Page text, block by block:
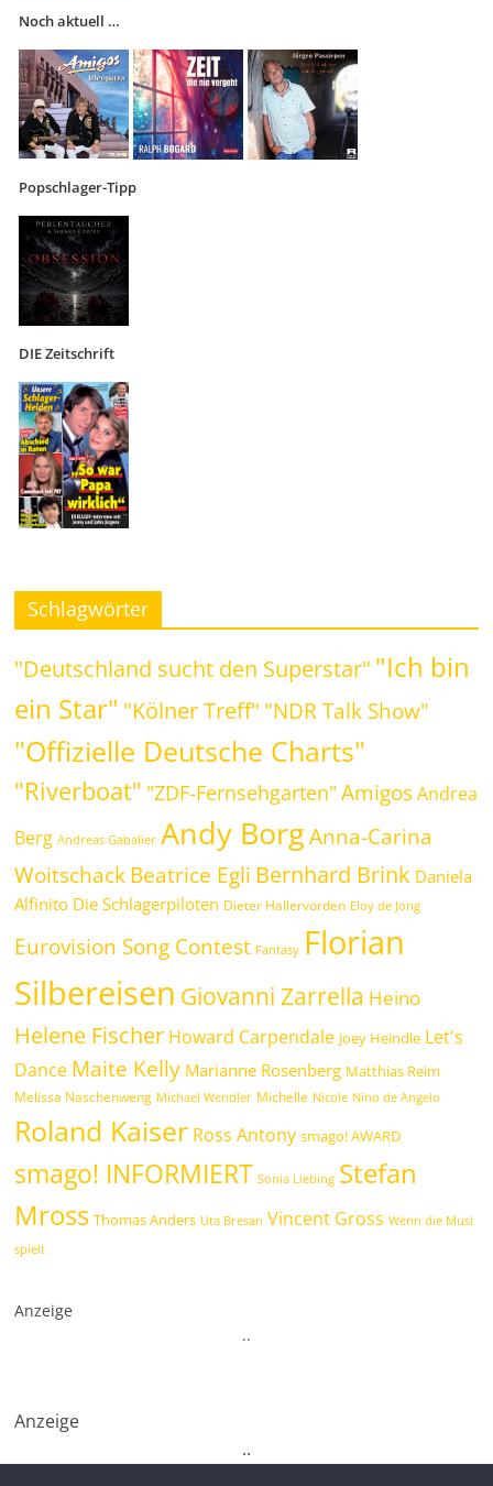
Noch aktuell …
Popschlager-Tipp
DIE Zeitschrift
Schlagwörter
"Deutschland sucht den Superstar" "Ich bin
ein Star" "Kölner Treff" "NDR Talk Show"
"Offizielle Deutsche Charts"
"Riverboat" "ZDF-Fernsehgarten" Amigos Andrea
Berg Andreas Gabalier Andy Borg Anna-Carina
WoitschackBeatrice Egli Bernhard Brink Daniela
Alfinito Die Schlagerpiloten Dieter Hallervorden Eloy de Jong
Eurovision Song Contest Fantasy Florian
Silbereisen Giovanni Zarrella Heino
Helene Fischer Howard Carpendale Joey Heindle Let's
Dance Maite Kelly Marianne Rosenberg Matthias Reim
Melissa Naschenweng Michael Wendler Michelle Nicole Nino de Angelo
Roland Kaiser Ross Antony smago! AWARD
smago! INFORMIERT Sonia Liebing Stefan
Mross Thomas Anders Uta Bresan Vincent Gross Wenn die Musi
spielt
Anzeige
..
Anzeige
..